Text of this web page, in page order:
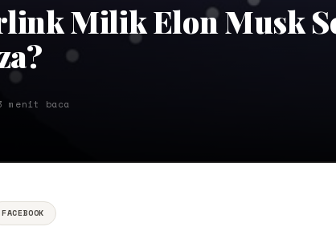
Milik Elon Musk
menit baca
FACEBOOK